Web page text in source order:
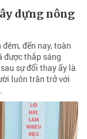
dựng nông
đến nay, toàn
được thắp sáng
sự đổi thay ấy là
luôn trăn trở với